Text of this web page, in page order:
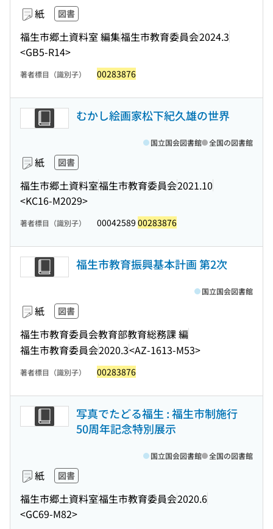
紙 図書
福生市郷土資料室 編集福生市教育委員会2024.3
<GB5-R14>
著者標目（識別子） 00283876
むかし絵画家松下紀久雄の世界
紙 図書
福生市郷土資料室福生市教育委員会2021.10
<KC16-M2029>
国立国会図書館 全国の図書館
著者標目（識別子） 00042589 00283876
福生市教育振興基本計画 第2次
紙 図書
福生市教育委員会教育部教育総務課 編
福生市教育委員会2020.3<AZ-1613-M53>
国立国会図書館
著者標目（識別子） 00283876
写真でたどる福生 : 福生市制施行
50周年記念特別展示
紙 図書
福生市郷土資料室福生市教育委員会2020.6
<GC69-M82>
国立国会図書館 全国の図書館